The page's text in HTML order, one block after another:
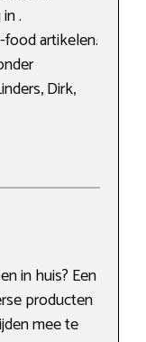
.
artikelen.
Dirk,
in huis? Een
producten
mee te